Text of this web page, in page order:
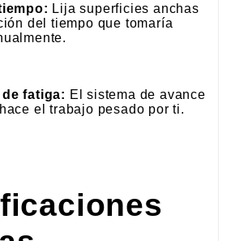
Lija superficies anchas
del tiempo que tomaría
fatiga: El sistema de avance
el trabajo pesado por ti.